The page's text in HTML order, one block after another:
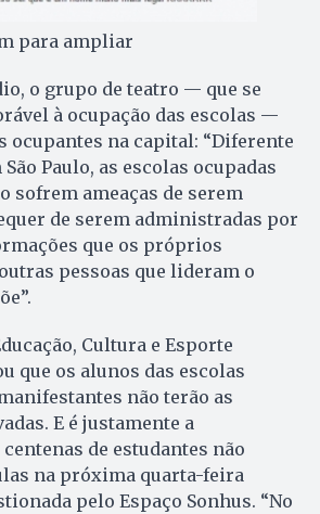
para ampliar
o grupo de teatro — que se
à ocupação das escolas —
ocupantes na capital: “Diferente
Paulo, as escolas ocupadas
sofrem ameaças de serem
de serem administradas por
que os próprios
pessoas que lideram o
Cultura e Esporte
que os alunos das escolas
não terão as
E é justamente a
de estudantes não
na próxima quarta-feira
pelo Espaço Sonhus. “No